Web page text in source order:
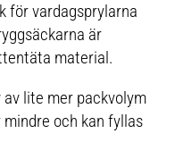
för vardagsprylarna
är
material.
av lite mer packvolym
och kan fyllas